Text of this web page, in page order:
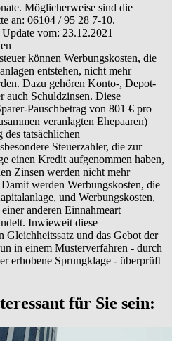
Möglicherweise sind die
an: 06104 / 95 28 7-10.
Update vom: 23.12.2021
können Werbungskosten, die
entstehen, nicht mehr
Dazu gehören Konto-, Depot-
auch Schuldzinsen. Diese
Pauschbetrag von 801 € pro
veranlagten Ehepaaren)
des tatsächlichen
Steuerzahler, die zur
einen Kredit aufgenommen haben,
Zinsen werden nicht mehr
werden Werbungskosten, die
und Werbungskosten,
anderen Einnahmeart
Inwieweit diese
Gleichheitssatz und das Gebot der
in einem Musterverfahren - durch
erhobene Sprungklage - überprüft
für Sie sein: